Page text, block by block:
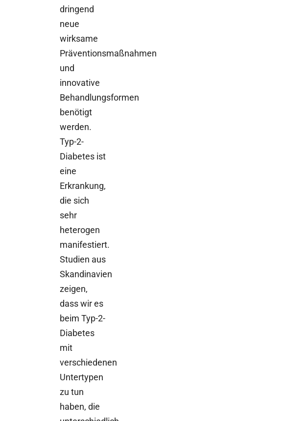
dringend
neue
wirksame
Präventionsmaßnahmen
und
innovative
Behandlungsformen
benötigt
werden.
Typ-2-
Diabetes ist
eine
Erkrankung,
die sich
sehr
heterogen
manifestiert.
Studien aus
Skandinavien
zeigen,
dass wir es
beim Typ-2-
Diabetes
mit
verschiedenen
Untertypen
zu tun
haben, die